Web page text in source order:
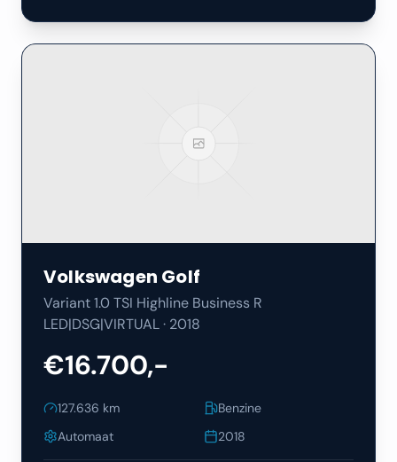
Volkswagen Golf
Variant 1.0 TSI Highline Business R
LED|DSG|VIRTUAL· 2018
€16.700,-
127.636 km
Benzine
Automaat
2018